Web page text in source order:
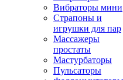
Вибраторы мини
Страпоны и
игрушки для пар
Массажеры
простаты
Мастурбаторы
Пульсаторы